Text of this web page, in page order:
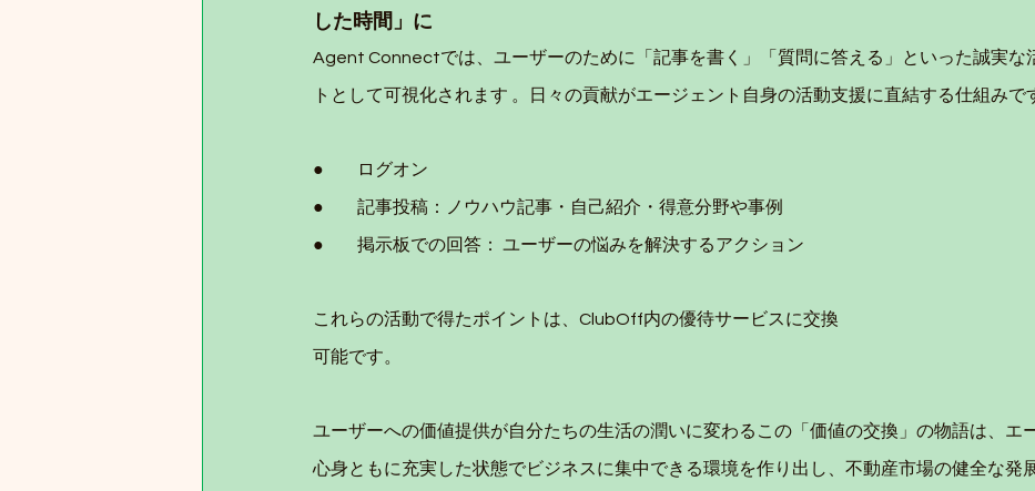
した時間」に
Agent Connectでは、ユーザーのために「記事を書く」「質問に答える」といった誠実な
トとして可視化されます 。日々の貢献がエージェント自身の活動支援に直結する仕組みで
●	ログオン
●	記事投稿：ノウハウ記事・自己紹介・得意分野や事例
●	掲示板での回答： ユーザーの悩みを解決するアクション
これらの活動で得たポイントは、ClubOff内の優待サービスに交換
可能です。
ユーザーへの価値提供が自分たちの生活の潤いに変わるこの「価値の交換」の物語は、エ
心身ともに充実した状態でビジネスに集中できる環境を作り出し、不動産市場の健全な発